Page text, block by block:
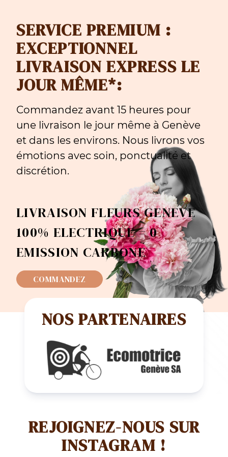
SERVICE PREMIUM :
EXCEPTIONNEL
LIVRAISON EXPRESS LE
JOUR MÊME*:
Commandez avant 15 heures pour
une livraison le jour même à Genève
et dans les environs. Nous livrons vos
émotions avec soin, ponctualité et
discrétion.
LIVRAISON FLEURS GENEVE
100% ELECTRIQUE = 0
EMISSION CARBONE
COMMANDEZ
NOS PARTENAIRES
REJOIGNEZ-NOUS SUR
INSTAGRAM !